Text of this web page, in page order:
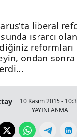
liberal
ısrarcı
reformları
ondan
10 Kasım 2015 -
YAYINLANMA